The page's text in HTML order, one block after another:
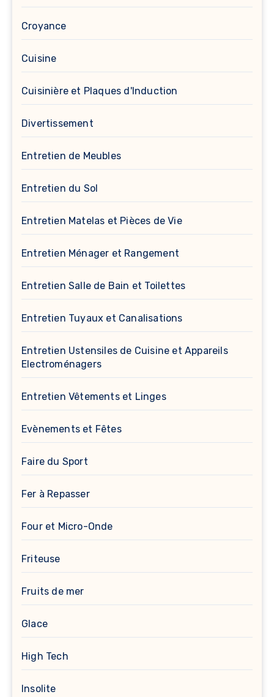
Croyance
Cuisine
Cuisinière et Plaques d'Induction
Divertissement
Entretien de Meubles
Entretien du Sol
Entretien Matelas et Pièces de Vie
Entretien Ménager et Rangement
Entretien Salle de Bain et Toilettes
Entretien Tuyaux et Canalisations
Entretien Ustensiles de Cuisine et Appareils
Electroménagers
Entretien Vêtements et Linges
Evènements et Fêtes
Faire du Sport
Fer à Repasser
Four et Micro-Onde
Friteuse
Fruits de mer
Glace
High Tech
Insolite